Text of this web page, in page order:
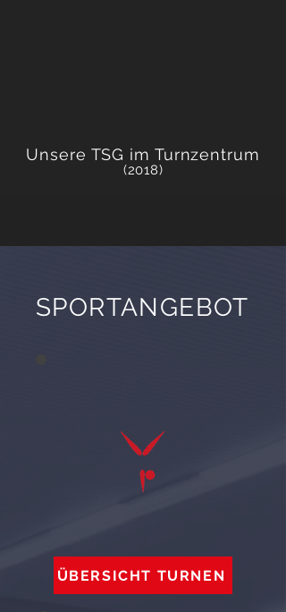
Unsere TSG im Turnzentrum
(2018)
SPORTANGEBOT
ÜBERSICHT TURNEN